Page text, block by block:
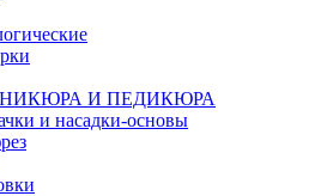
И ПЕДИКЮРА
и насадки-основы